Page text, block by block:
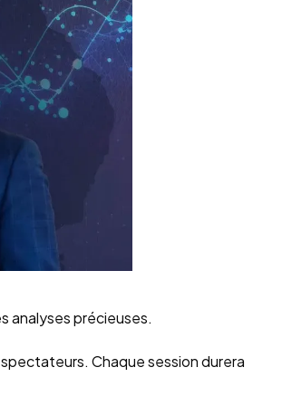
analyses précieuses.
Chaque session durera